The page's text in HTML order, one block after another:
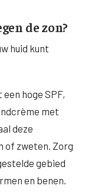
de zon?
huid kunt
hoge SPF,
met
deze
of zweten. Zorg
gebied
en benen.